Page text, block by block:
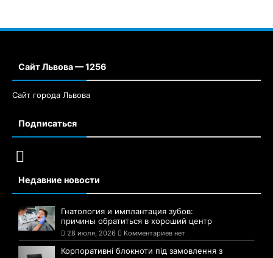
Сайт Львова — 1256
Сайт города Львова
Подписаться
Недавние новости
Гнатология и имплантация зубов:
причины обратиться в хороший центр
28 июля, 2026 Комментариев нет
Корпоративні блокноти під замовлення з